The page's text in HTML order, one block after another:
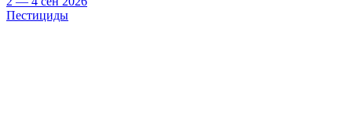
Пестициды